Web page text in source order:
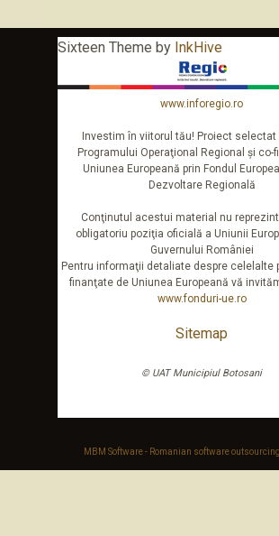
Sixteen Theme by InkHive
www.inforegio.ro
Investim în viitorul tău! Proiect selectat
Programului Operaţional Regional şi co-
Uniunea Europeană prin Fondul
Dezvoltare Regională
Conţinutul acestui material nu
obligatoriu poziţia oficială a Uniunii
Guvernului României
Pentru informaţii detaliate despre celelalte
finanţate de Uniunea Europeană vă
www.fonduri-ue.ro
Sitemap
© UAT Municipiul Botosani
MBM Software - Romanian software